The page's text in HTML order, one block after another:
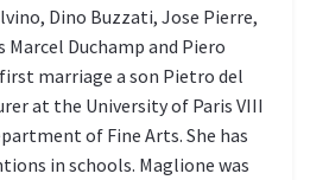
Dino Buzzati, Jose Pierre,
Duchamp and Piero
marriage a son Pietro del
at the University of Paris VIII
of Fine Arts. She has
in schools. Maglione was